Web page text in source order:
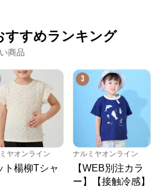
すすめランキング
商品
ヤオンライン
ト楊柳Tシャ
3
ナルミヤオンライン
【WEB別注カラ
ー】【接触冷感】